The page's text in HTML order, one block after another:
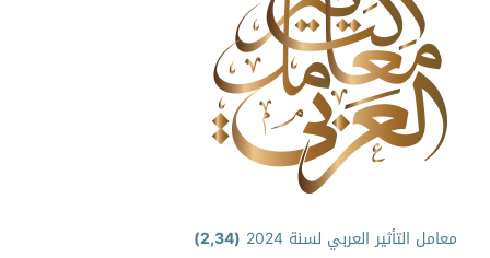
معامل التأثير العربي لسنة 2024 (2,34)